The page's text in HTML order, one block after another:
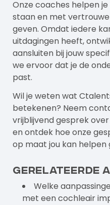
Onze coaches helpen
staan en met
geven. Omdat iedere
uitdagingen heeft,
aansluiten bij jouw
we ervoor dat je de
past.
Wil je weten wat
betekenen? Neem
vrijblijvend gesprek
en ontdek hoe onze
op maat jou kan helpen
Gerelateerde
Welke
met een cochleair